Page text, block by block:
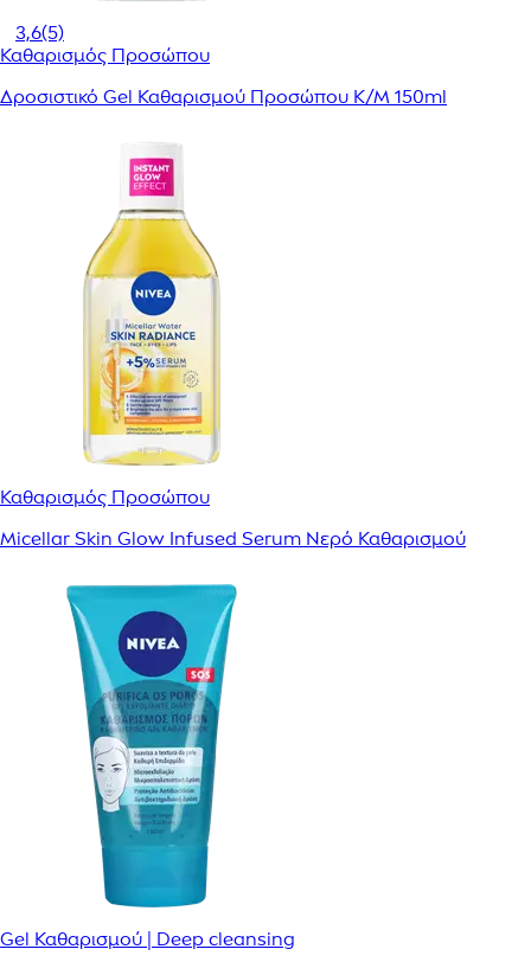
3,6(5)
Καθαρισμός Προσώπου
Δροσιστικό Gel Καθαρισμού Προσώπου Κ/Μ 150ml
Καθαρισμός Προσώπου
Micellar Skin Glow Infused Serum Νερό Καθαρισμού
Gel Καθαρισμού | Deep cleansing